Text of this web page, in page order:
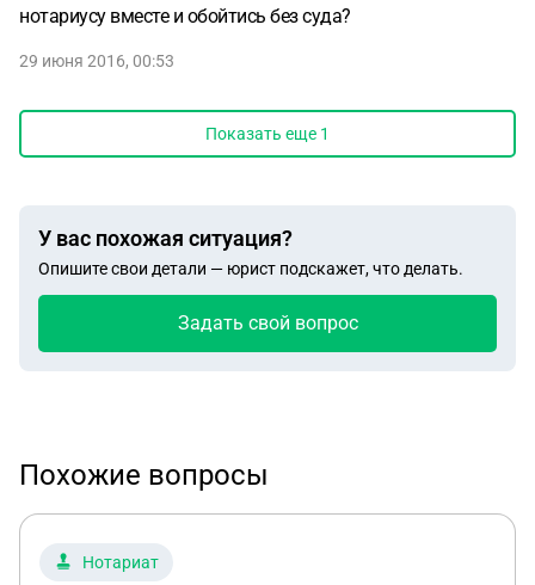
нотариусу вместе и обойтись без суда?
29 июня 2016, 00:53
Показать еще 1
У вас похожая ситуация?
Опишите свои детали — юрист подскажет, что делать.
Задать свой вопрос
Похожие вопросы
Нотариат